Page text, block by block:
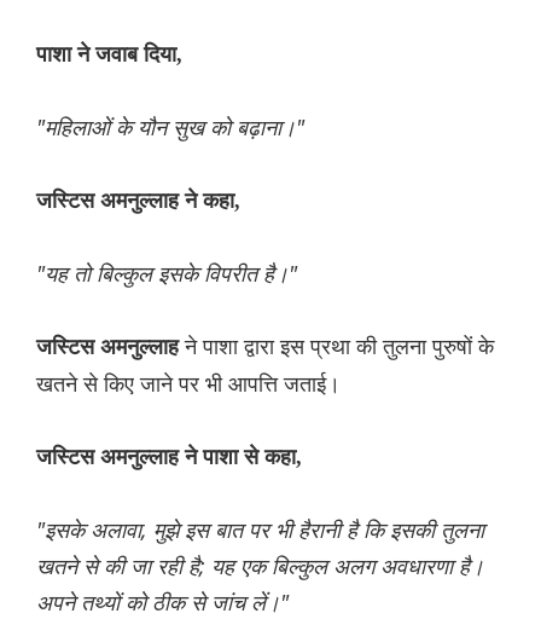
पाशा ने जवाब दिया,
"महिलाओं के यौन सुख को बढ़ाना।"
जस्टिस अमनुल्लाह ने कहा,
"यह तो बिल्कुल इसके विपरीत है।"
जस्टिस अमनुल्लाहने पाशा द्वारा इस प्रथा की तुलना पुरुषों के
खतने से किए जाने पर भी आपत्ति जताई।
जस्टिस अमनुल्लाह ने पाशा से कहा,
"इसके अलावा, मुझे इस बात पर भी हैरानी है कि इसकी तुलना
खतने से की जा रही है; यह एक बिल्कुल अलग अवधारणा है।
अपने तथ्यों को ठीक से जांच लें।"